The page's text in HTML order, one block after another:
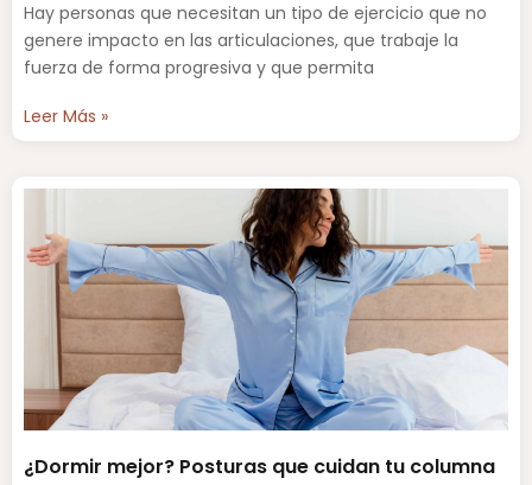
Hay personas que necesitan un tipo de ejercicio que no
genere impacto en las articulaciones, que trabaje la
fuerza de forma progresiva y que permita
Leer Más »
¿Dormir mejor? Posturas que cuidan tu columna